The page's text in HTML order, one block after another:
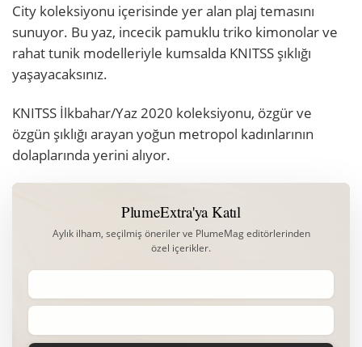
City koleksiyonu içerisinde yer alan plaj temasını
sunuyor. Bu yaz, incecik pamuklu triko kimonolar ve
rahat tunik modelleriyle kumsalda KNITSS şıklığı
yaşayacaksınız.
KNITSS İlkbahar/Yaz 2020 koleksiyonu, özgür ve
özgün şıklığı arayan yoğun metropol kadınlarının
dolaplarında yerini alıyor.
PlumeExtra'ya Katıl
Aylık ilham, seçilmiş öneriler ve PlumeMag editörlerinden
özel içerikler.